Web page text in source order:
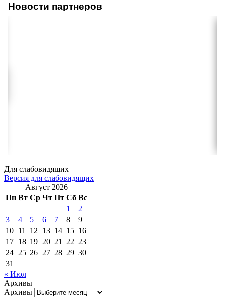
Новости партнеров
Для слабовидящих
Версия для слабовидящих
Август 2026
Пн Вт Ср Чт Пт Сб Вс
1
2
3
4 5 6 7 8
9
10 11 12 13 14 15 16
17 18 19 20 21 22 23
24 25 26 27 28 29 30
31
« Июл
Архивы
Архивы